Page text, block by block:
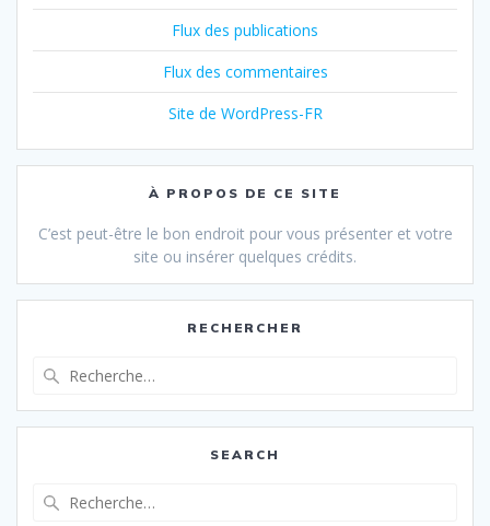
Flux des publications
Flux des commentaires
Site de WordPress-FR
À PROPOS DE CE SITE
C’est peut-être le bon endroit pour vous présenter et votre
site ou insérer quelques crédits.
RECHERCHER
:
SEARCH